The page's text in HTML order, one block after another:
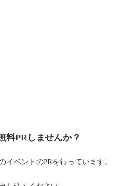
料PRしませんか？
イベントのPRを行っています。